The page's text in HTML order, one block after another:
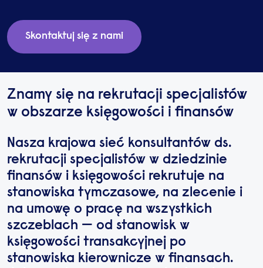
Skontaktuj się z nami
Znamy się na rekrutacji specjalistów
w obszarze księgowości i finansów
Nasza krajowa sieć konsultantów ds.
rekrutacji specjalistów w dziedzinie
finansów i księgowości rekrutuje na
stanowiska tymczasowe, na zlecenie i
na umowę o pracę na wszystkich
szczeblach — od stanowisk w
księgowości transakcyjnej po
stanowiska kierownicze w finansach.